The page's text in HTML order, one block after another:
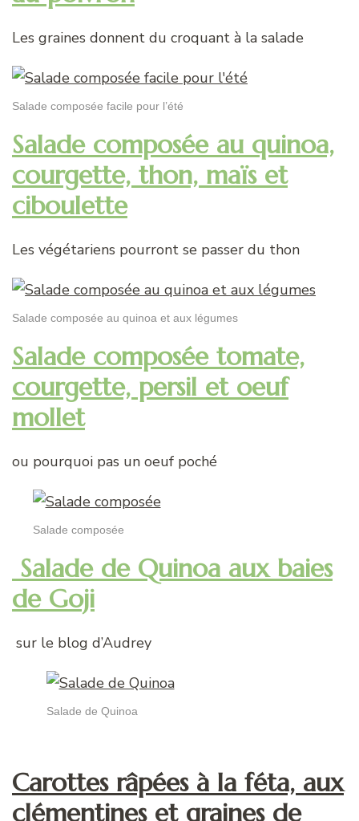
Les graines donnent du croquant à la salade
Salade composée facile pour l’été
Salade composée au quinoa,
courgette, thon, maïs et
ciboulette
Les végétariens pourront se passer du thon
Salade composée au quinoa et aux légumes
Salade composée tomate,
courgette, persil et oeuf
mollet
ou pourquoi pas un oeuf poché
Salade composée
Salade de Quinoa aux baies
de Goji
sur le blog d’Audrey
Salade de Quinoa
Carottes râpées à la féta, aux
clémentines et graines de